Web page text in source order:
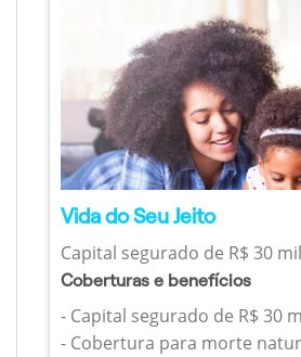
Vida do Seu Jeito
Capital segurado de R$ 30
Coberturas e benefícios
- Capital segurado de R$ 30
- Cobertura para morte